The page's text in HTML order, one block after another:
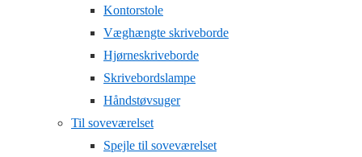
Kontorstole
Væghængte skriveborde
Hjørneskriveborde
Skrivebordslampe
Håndstøvsuger
Til soveværelset
Spejle til soveværelset